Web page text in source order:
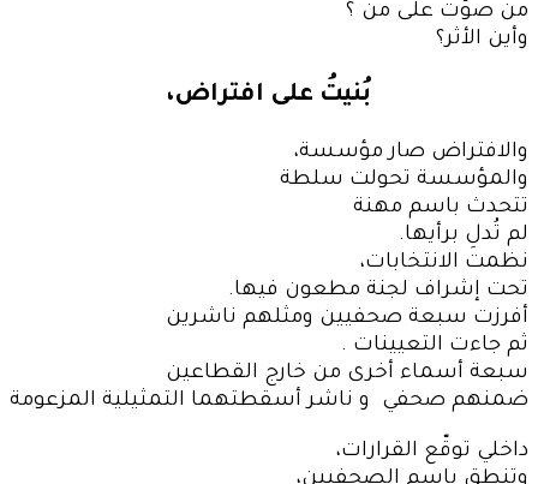
من صوّت على من ؟
وأين الأثر؟
بُنيتُ على افتراض،
والافتراض صار مؤسسة،
والمؤسسة تحولت سلطة
تتحدث باسم مهنة
لم تُدلِ برأيها.
نظمت الانتخابات،
تحت إشراف لجنة مطعون فيها.
أفرزت سبعة صحفيين ومثلهم ناشرين
ثم جاءت التعيينات .
سبعة أسماء أخرى من خارج القطاعين
ضمنهم صحفي و ناشر أسقطتهما التمثيلية المزعومة
داخلي توقّع القرارات،
وتنطق باسم الصحفيين،